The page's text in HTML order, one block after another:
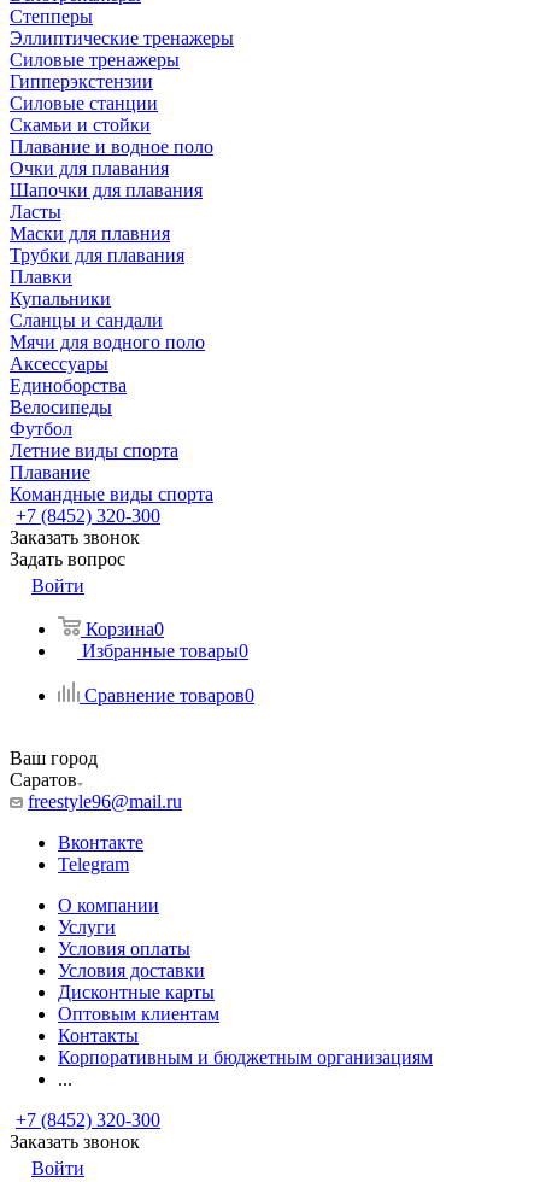
Степперы
Эллиптические тренажеры
Силовые тренажеры
Гипперэкстензии
Силовые станции
Скамьи и стойки
Плавание и водное поло
Очки для плавания
Шапочки для плавания
Ласты
Маски для плавния
Трубки для плавания
Плавки
Купальники
Сланцы и сандали
Мячи для водного поло
Аксессуары
Единоборства
Велосипеды
Футбол
Летние виды спорта
Плавание
Командные виды спорта
+7 (8452) 320-300
Заказать звонок
Задать вопрос
Войти
Корзина0
Избранные товары0
Сравнение товаров0
Ваш город
Саратов
freestyle96@mail.ru
Вконтакте
Telegram
О компании
Услуги
Условия оплаты
Условия доставки
Дисконтные карты
Оптовым клиентам
Контакты
Корпоративным и бюджетным организациям
...
+7 (8452) 320-300
Заказать звонок
Войти